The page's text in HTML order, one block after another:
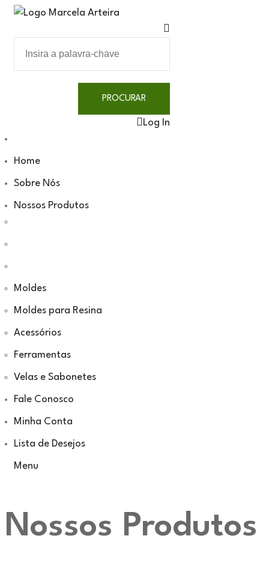
Log In
Home
Sobre Nós
Nossos Produtos
Moldes
Moldes para Resina
Acessórios
Ferramentas
Velas e Sabonetes
Fale Conosco
Minha Conta
Lista de Desejos
Menu
Nossos Produtos